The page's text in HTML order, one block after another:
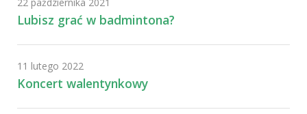
Lubisz grać w badmintona?
11 lutego 2022
Koncert walentynkowy